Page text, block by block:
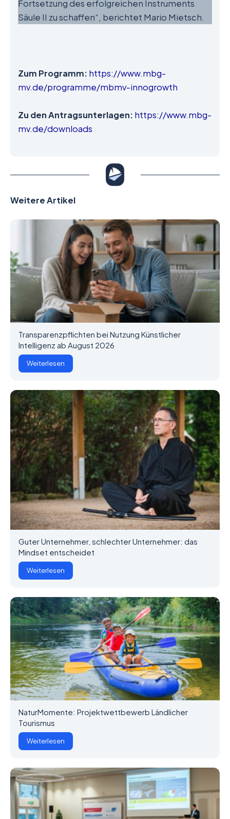
Fortsetzung des erfolgreichen Instruments
Säule II zu schaffen“, berichtet Mario Mietsch.
Zum Programm: https://www.mbg-
mv.de/programme/mbmv-innogrowth
Zu den Antragsunterlagen: https://www.mbg-
mv.de/downloads
Weitere Artikel
Transparenzpflichten bei Nutzung Künstlicher
Intelligenz ab August 2026
Weiterlesen
Guter Unternehmer, schlechter Unternehmer: das
Mindset entscheidet
Weiterlesen
NaturMomente: Projektwettbewerb Ländlicher
Tourismus
Weiterlesen